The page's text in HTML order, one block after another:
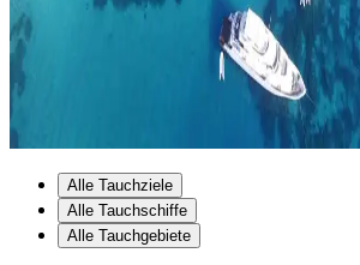
Alle Tauchziele
Alle Tauchschiffe
Alle Tauchgebiete